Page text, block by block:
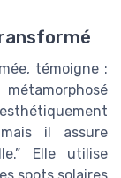
témoigne :
il assure
Elle utilise